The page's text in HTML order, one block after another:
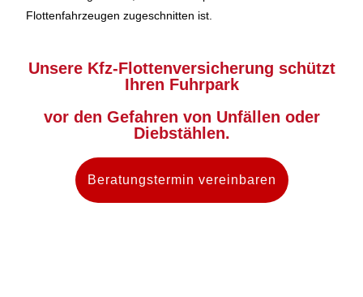
Flottenfahrzeugen zugeschnitten ist.
Unsere Kfz-Flottenversicherung schützt
Ihren Fuhrpark
vor den Gefahren von Unfällen oder
Diebstählen.
Beratungstermin vereinbaren